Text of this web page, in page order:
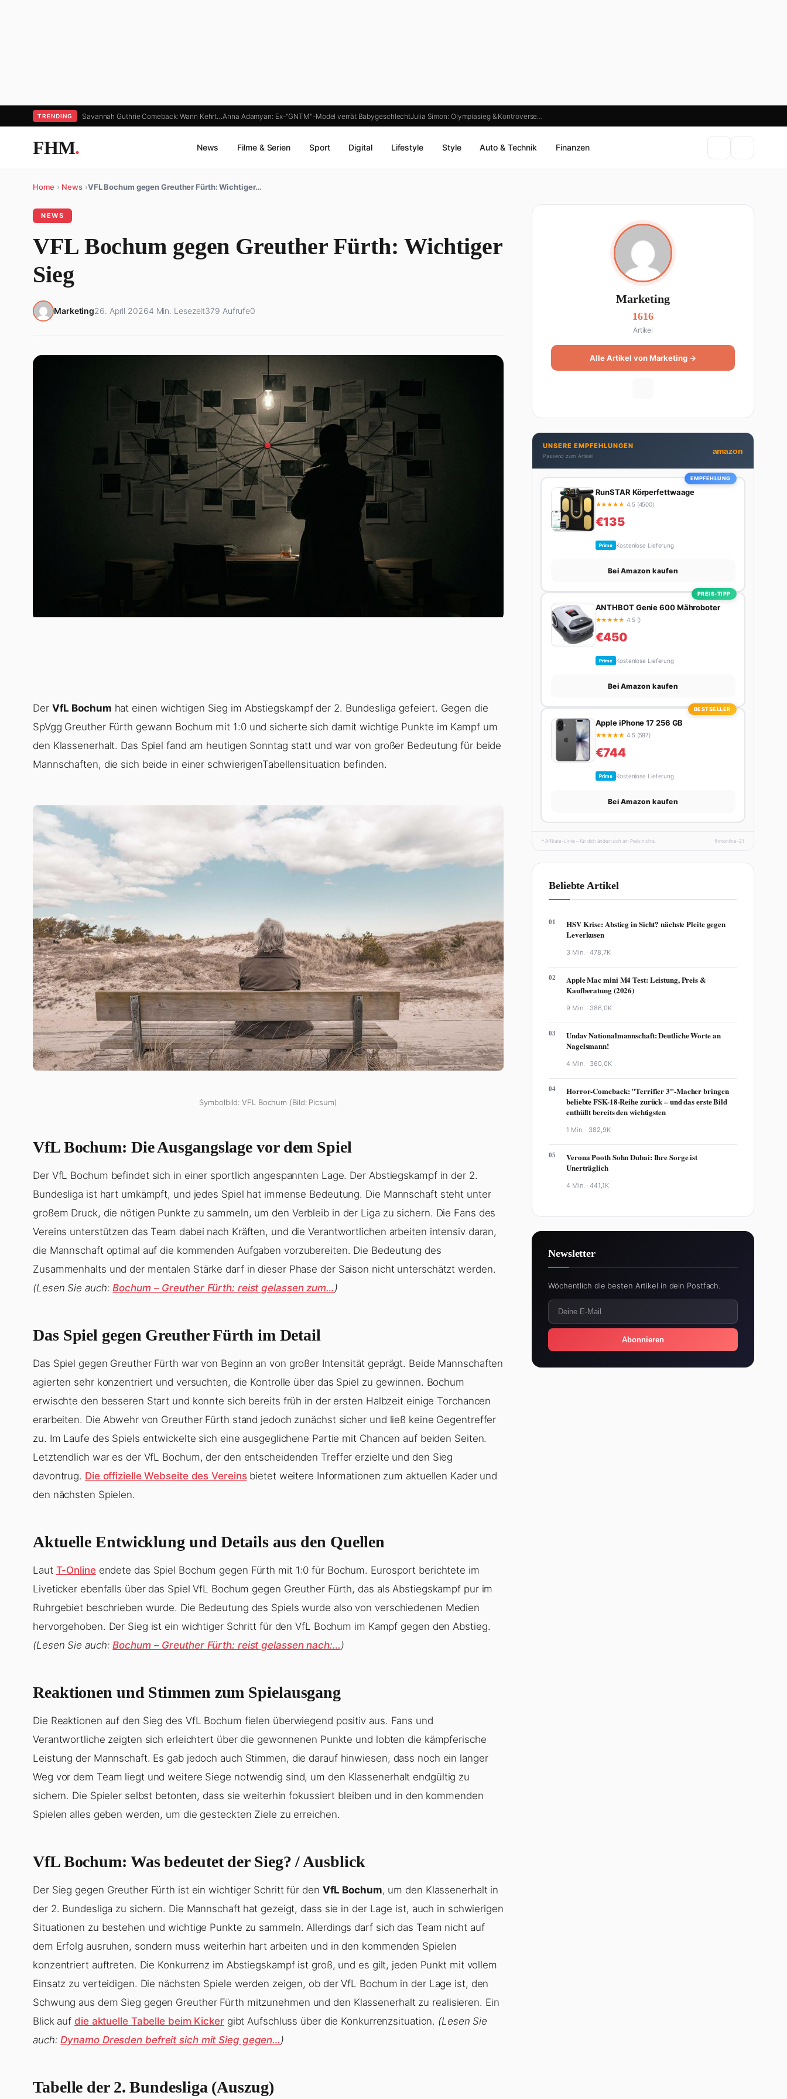
TRENDING Savannah Guthrie Comeback: Wann Kehrt… Anna Adamyan: Ex-"GNTM"-Model verrät BabygeschlechtJulia Simon: Olympiasieg & Kontroverse…
FHM. News Filme & Serien Sport Digital Lifestyle Style Auto & Technik Finanzen
Home › News ›VFL Bochum gegen Greuther Fürth: Wichtiger…
NEWS
VFL Bochum gegen Greuther Fürth: Wichtiger
Sieg
Marketing26. April 20264 Min. Lesezeit379 Aufrufe0
Der VfL Bochum hat einen wichtigen Sieg im Abstiegskampf der 2. Bundesliga gefeiert. Gegen die
SpVgg Greuther Fürth gewann Bochum mit 1:0 und sicherte sich damit wichtige Punkte im Kampf um
den Klassenerhalt. Das Spiel fand am heutigen Sonntag statt und war von großer Bedeutung für beide
Mannschaften, die sich beide in einer schwierigenTabellensituation befinden.
Symbolbild: VFL Bochum (Bild: Picsum)
VfL Bochum: Die Ausgangslage vor dem Spiel
Der VfL Bochum befindet sich in einer sportlich angespannten Lage. Der Abstiegskampf in der 2.
Bundesliga ist hart umkämpft, und jedes Spiel hat immense Bedeutung. Die Mannschaft steht unter
großem Druck, die nötigen Punkte zu sammeln, um den Verbleib in der Liga zu sichern. Die Fans des
Vereins unterstützen das Team dabei nach Kräften, und die Verantwortlichen arbeiten intensiv daran,
die Mannschaft optimal auf die kommenden Aufgaben vorzubereiten. Die Bedeutung des
Zusammenhalts und der mentalen Stärke darf in dieser Phase der Saison nicht unterschätzt werden.
(Lesen Sie auch:Bochum – Greuther Fürth: reist gelassen zum… )
Das Spiel gegen Greuther Fürth im Detail
Das Spiel gegen Greuther Fürth war von Beginn an von großer Intensität geprägt. Beide Mannschaften
agierten sehr konzentriert und versuchten, die Kontrolle über das Spiel zu gewinnen. Bochum
erwischte den besseren Start und konnte sich bereits früh in der ersten Halbzeit einige Torchancen
erarbeiten. Die Abwehr von Greuther Fürth stand jedoch zunächst sicher und ließ keine Gegentreffer
zu. Im Laufe des Spiels entwickelte sich eine ausgeglichene Partie mit Chancen auf beiden Seiten.
Letztendlich war es der VfL Bochum, der den entscheidenden Treffer erzielte und den Sieg
davontrug. Die offizielle Webseite des Vereinsbietet weitere Informationen zum aktuellen Kader und
den nächsten Spielen.
Aktuelle Entwicklung und Details aus den Quellen
Laut T-Onlineendete das Spiel Bochum gegen Fürth mit 1:0 für Bochum. Eurosport berichtete im
Liveticker ebenfalls über das Spiel VfL Bochum gegen Greuther Fürth, das als Abstiegskampf pur im
Ruhrgebiet beschrieben wurde. Die Bedeutung des Spiels wurde also von verschiedenen Medien
hervorgehoben. Der Sieg ist ein wichtiger Schritt für den VfL Bochum im Kampf gegen den Abstieg.
(Lesen Sie auch:Bochum – Greuther Fürth: reist gelassen nach:… )
Reaktionen und Stimmen zum Spielausgang
Die Reaktionen auf den Sieg des VfL Bochum fielen überwiegend positiv aus. Fans und
Verantwortliche zeigten sich erleichtert über die gewonnenen Punkte und lobten die kämpferische
Leistung der Mannschaft. Es gab jedoch auch Stimmen, die darauf hinwiesen, dass noch ein langer
Weg vor dem Team liegt und weitere Siege notwendig sind, um den Klassenerhalt endgültig zu
sichern. Die Spieler selbst betonten, dass sie weiterhin fokussiert bleiben und in den kommenden
Spielen alles geben werden, um die gesteckten Ziele zu erreichen.
VfL Bochum: Was bedeutet der Sieg? / Ausblick
Der Sieg gegen Greuther Fürth ist ein wichtiger Schritt für den VfL Bochum, um den Klassenerhalt in
der 2. Bundesliga zu sichern. Die Mannschaft hat gezeigt, dass sie in der Lage ist, auch in schwierigen
Situationen zu bestehen und wichtige Punkte zu sammeln. Allerdings darf sich das Team nicht auf
dem Erfolg ausruhen, sondern muss weiterhin hart arbeiten und in den kommenden Spielen
konzentriert auftreten. Die Konkurrenz im Abstiegskampf ist groß, und es gilt, jeden Punkt mit vollem
Einsatz zu verteidigen. Die nächsten Spiele werden zeigen, ob der VfL Bochum in der Lage ist, den
Schwung aus dem Sieg gegen Greuther Fürth mitzunehmen und den Klassenerhalt zu realisieren. Ein
Blick aufdie aktuelle Tabelle beim Kickergibt Aufschluss über die Konkurrenzsituation. (Lesen Sie
auch:Dynamo Dresden befreit sich mit Sieg gegen… )
Tabelle der 2. Bundesliga (Auszug)
Marketing
1616
Artikel
Alle Artikel von Marketing →
UNSERE EMPFEHLUNGEN
Passend zum Artikel
amazon
EMPFEHLUNG
RunSTAR Körperfettwaage
★★★★★ 4.5 (4500)
€135
Prime Kostenlose Lieferung
Bei Amazon kaufen
PREIS-TIPP
ANTHBOT Genie 600 Mähroboter
★★★★★ 4.5 ()
€450
Prime Kostenlose Lieferung
Bei Amazon kaufen
BESTSELLER
Apple iPhone 17 256 GB
★★★★★ 4.5 (597)
€744
Prime Kostenlose Lieferung
Bei Amazon kaufen
* Affiliate-Links – für dich ändert sich am Preis nichts. fhmonline-21
Beliebte Artikel
01
HSV Krise: Abstieg in Sicht? nächste Pleite gegen
Leverkusen
3 Min. ·478,7K
02
Apple Mac mini M4 Test: Leistung, Preis &
Kaufberatung (2026)
9 Min. · 386,0K
03
Undav Nationalmannschaft: Deutliche Worte an
Nagelsmann!
4 Min. · 360,0K
04
Horror-Comeback: "Terrifier 3"-Macher bringen
beliebte FSK-18-Reihe zurück – und das erste Bild
enthüllt bereits den wichtigsten
1 Min. · 382,9K
05
Verona Pooth Sohn Dubai: Ihre Sorge ist
Unerträglich
4 Min. ·441,1K
Newsletter
Wöchentlich die besten Artikel in dein Postfach.
Abonnieren